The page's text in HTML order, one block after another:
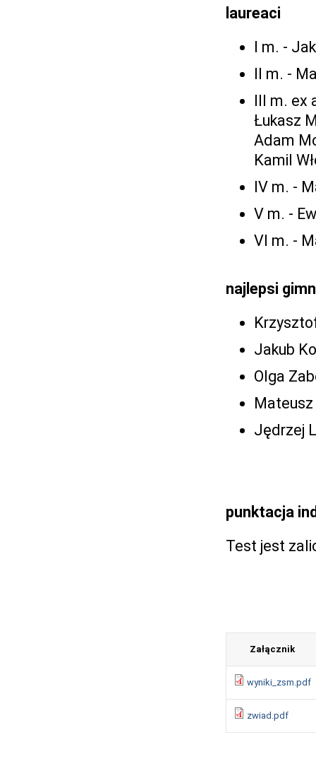
laureaci
I m. -
II m. -
III m.
Łukasz
Adam
Kamil
IV m. -
V m. -
VI m. -
najlepsi
Jakub
Olga
Mateusz
Jędrzej
punktacja
Test jest
Załącznik
wyniki_zsm.pdf
zwiad.pdf